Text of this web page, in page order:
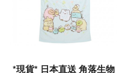
*現貨* 日本直送 角落生物